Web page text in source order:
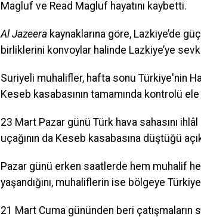
Magluf ve Read Magluf hayatını kaybetti.
Al Jazeera kaynaklarına göre, Lazkiye’de
birliklerini konvoylar halinde Lazkiye’ye
Suriyeli muhalifler, hafta sonu Türkiye'nin
Keseb kasabasının tamamında kontrolü
23 Mart Pazar günü Türk hava sahasını
uçağının da Keseb kasabasına düştüğü
Pazar günü erken saatlerde hem muhalif
yaşandığını, muhaliflerin ise bölgeye Türkiye
21 Mart Cuma gününden beri çatışmaların